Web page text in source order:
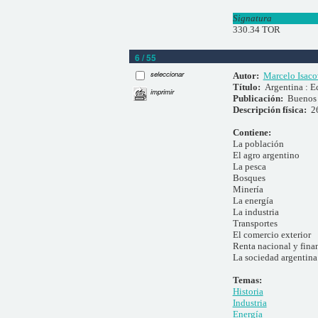
Signatura
330.34 TOR
6 / 55
seleccionar
imprimir
Autor: Marcelo
Título: Argentina :
Publicación:
Descripción física:
Contiene:
La población
El agro argentino
La pesca
Bosques
Minería
La energía
La industria
Transportes
El comercio exterior
Renta nacional y
La sociedad argentina
Temas:
Historia
Industria
Energía